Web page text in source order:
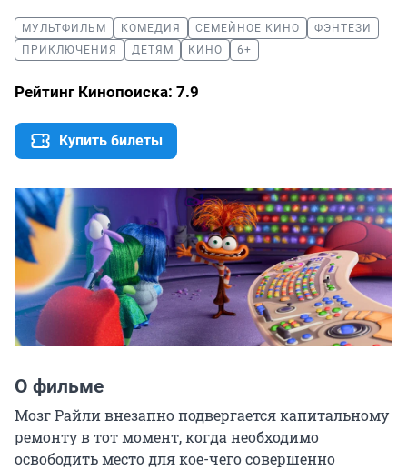
МУЛЬТФИЛЬМ КОМЕДИЯ СЕМЕЙНОЕ КИНО
ФЭНТЕЗИ
ПРИКЛЮЧЕНИЯ
ДЕТЯМ КИНО 6+
Рейтинг Кинопоиска: 7.9
Купить билеты
О фильме
Мозг Райли внезапно подвергается капитальному
ремонту в тот момент, когда необходимо
освободить место для кое-чего совершенно